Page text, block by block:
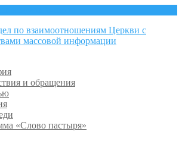
и обращения
«Слово пастыря»